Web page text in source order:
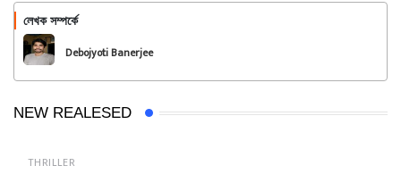
লেখক সম্পর্কে
Debojyoti Banerjee
NEW REALESED
THRILLER